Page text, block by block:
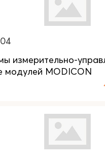
измерительно-
модулей MODICON